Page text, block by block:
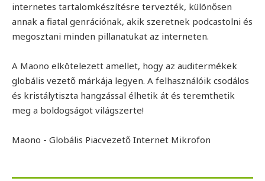
internetes tartalomkészítésre tervezték, különősen
annak a fiatal genrációnak, akik szeretnek podcastolni és
megosztani minden pillanatukat az interneten.
A Maono elkötelezett amellet, hogy az auditermékek
globális vezető márkája legyen. A felhasználóik csodálos
és kristálytiszta hangzással élhetik át és teremthetik
meg a boldogságot világszerte!
Maono - Globális Piacvezető Internet Mikrofon